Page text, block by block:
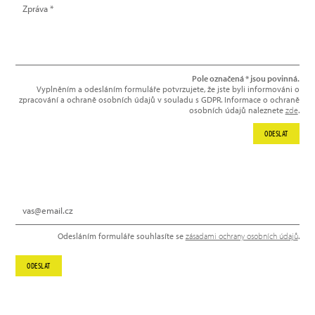
Odesláním formuláře souhlasíte se zásadami ochrany osobních údajů.
ODESLAT
Pole označená * jsou povinná.
Vyplněním a odesláním formuláře potvrzujete, že jste byli informováni o
zpracování a ochraně osobních údajů v souladu s GDPR. Informace o ochraně
osobních údajů naleznete zde.
ODESLAT